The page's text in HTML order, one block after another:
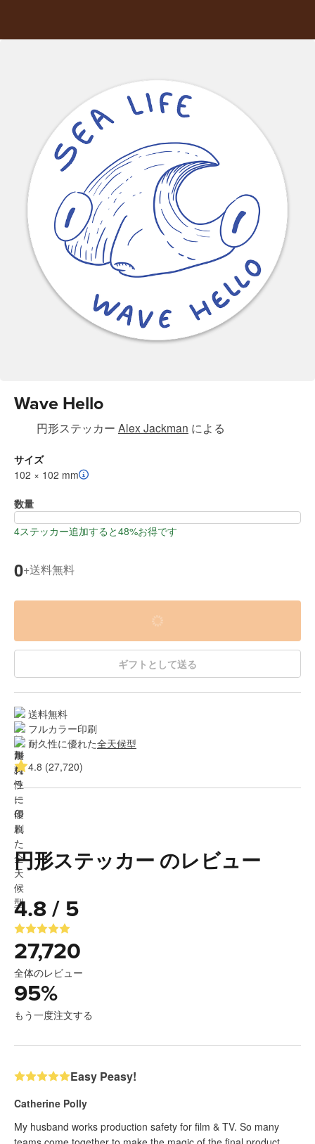
Wave Hello
円形ステッカー Alex Jackman による
サイズ
102 × 102 mm
数量
4ステッカー追加すると48%お得です
0+送料無料
ギフトとして送る
送料無料
フルカラー印刷
耐久性に優れた全天候型
4.8 (27,720)
円形ステッカー のレビュー
4.8 / 5
27,720
全体のレビュー
95%
もう一度注文する
Easy Peasy!
Catherine Polly
My husband works production safety for film & TV. So many